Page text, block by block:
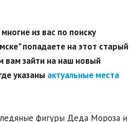
из вас по поиску
попадаете на этот старый
вам зайти на наш новый
указаны актуальные места
фигуры Деда Мороза и